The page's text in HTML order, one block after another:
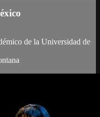
de la Universidad de